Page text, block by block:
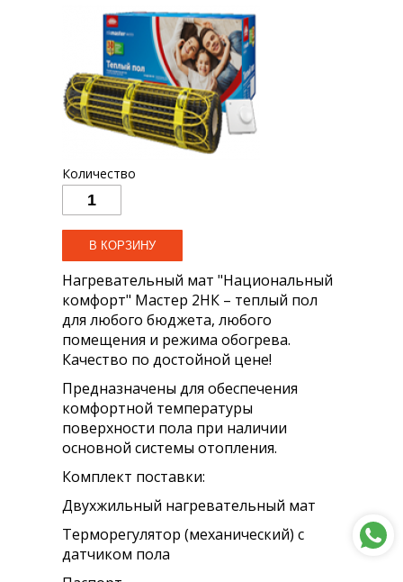
Количество
Нагревательный мат "Национальный
комфорт" Мастер 2НК – теплый пол
для любого бюджета, любого
помещения и режима обогрева.
Качество по достойной цене!
Предназначены для обеспечения
комфортной температуры
поверхности пола при наличии
основной системы отопления.
Комплект поставки:
Двухжильный нагревательный мат
Терморегулятор (механический) с
датчиком пола